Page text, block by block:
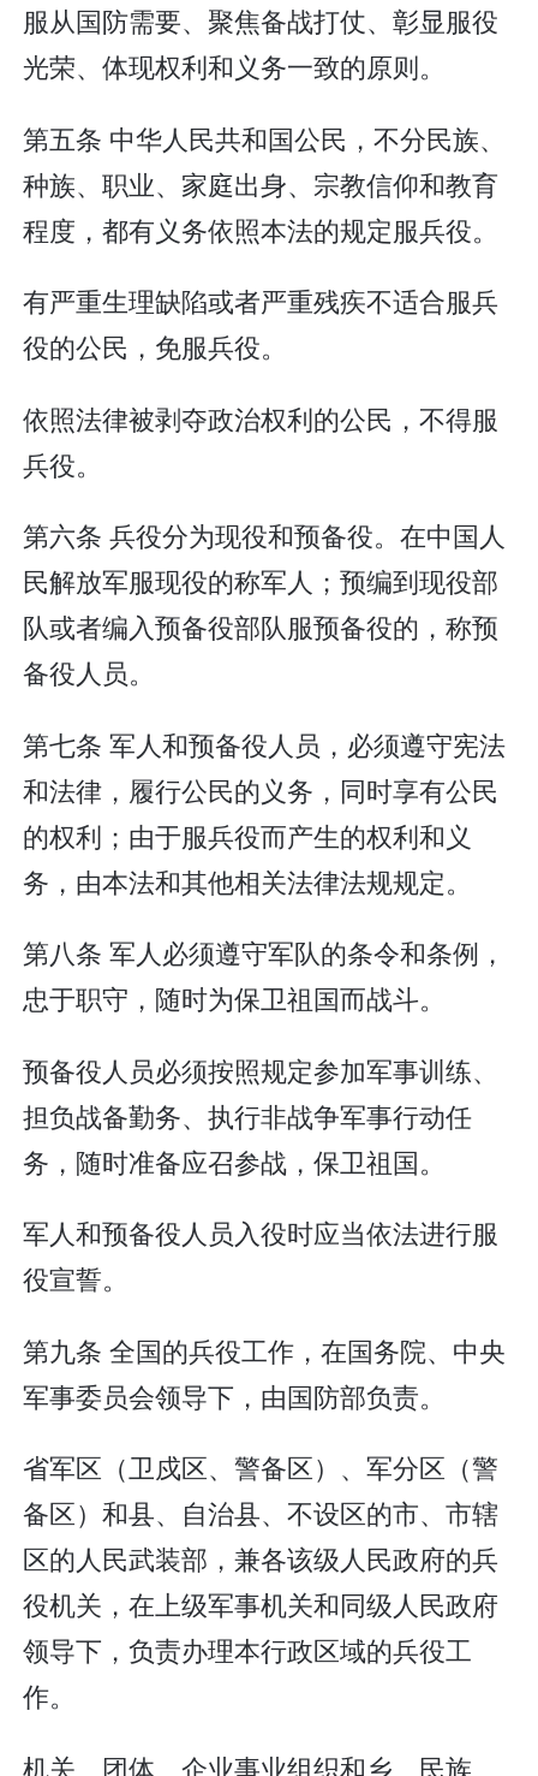
服从国防需要、聚焦备战打仗、彰显服役
光荣、体现权利和义务一致的原则。
第五条 中华人民共和国公民，不分民族、
种族、职业、家庭出身、宗教信仰和教育
程度，都有义务依照本法的规定服兵役。
有严重生理缺陷或者严重残疾不适合服兵
役的公民，免服兵役。
依照法律被剥夺政治权利的公民，不得服
兵役。
第六条 兵役分为现役和预备役。在中国人
民解放军服现役的称军人；预编到现役部
队或者编入预备役部队服预备役的，称预
备役人员。
第七条 军人和预备役人员，必须遵守宪法
和法律，履行公民的义务，同时享有公民
的权利；由于服兵役而产生的权利和义
务，由本法和其他相关法律法规规定。
第八条 军人必须遵守军队的条令和条例，
忠于职守，随时为保卫祖国而战斗。
预备役人员必须按照规定参加军事训练、
担负战备勤务、执行非战争军事行动任
务，随时准备应召参战，保卫祖国。
军人和预备役人员入役时应当依法进行服
役宣誓。
第九条 全国的兵役工作，在国务院、中央
军事委员会领导下，由国防部负责。
省军区（卫戍区、警备区）、军分区（警
备区）和县、自治县、不设区的市、市辖
区的人民武装部，兼各该级人民政府的兵
役机关，在上级军事机关和同级人民政府
领导下，负责办理本行政区域的兵役工
作。
机关、团体、企业事业组织和乡、民族